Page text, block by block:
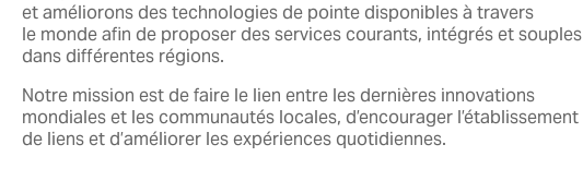
et améliorons des technologies de pointe disponibles à travers
le monde afin de proposer des services courants, intégrés et souples
dans différentes régions.
Notre mission est de faire le lien entre les dernières innovations
mondiales et les communautés locales, d’encourager l’établissement
de liens et d’améliorer les expériences quotidiennes.